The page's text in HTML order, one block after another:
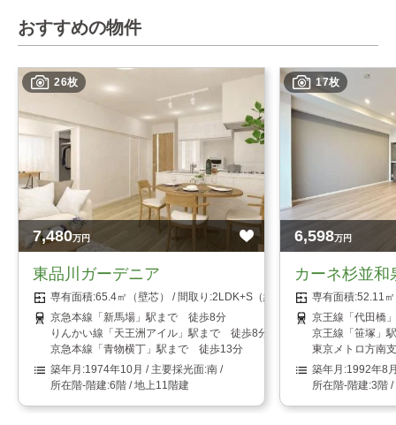
おすすめの物件
26枚
7,480万円
東品川ガーデニア
65.4㎡（壁芯）
2LDK+S（納戸）
京急本線「新馬場」駅まで 徒歩8分
りんかい線「天王洲アイル」駅まで 徒歩8分
京急本線「青物横丁」駅まで 徒歩13分
1974年10月
南
6階 / 地上11階建
17枚
6,598万円
カーネ杉並和
52.11
京王線「代田橋
京王線「笹塚」
東京メトロ方南
1992年8
3階 /